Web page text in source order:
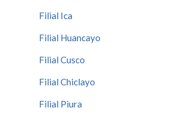
Filial Ica
Filial Huancayo
Filial Cusco
Filial Chiclayo
Filial Piura